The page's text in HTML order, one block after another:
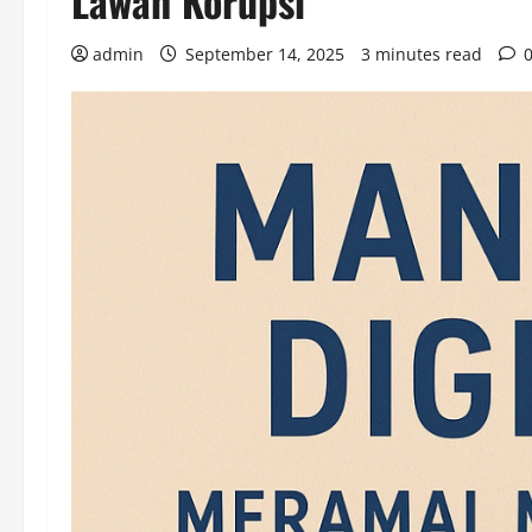
admin September 14, 2025 3 minutes read 0